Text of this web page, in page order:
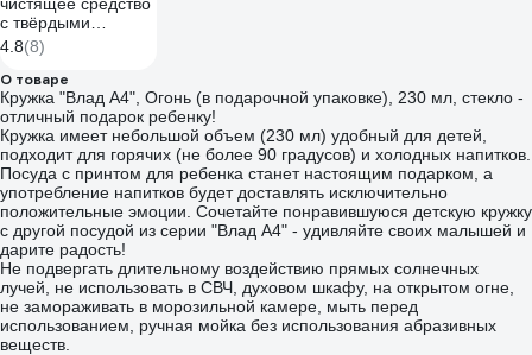
с твёрдыми
включениями
KIEHL Johannes KG
Jet-active 500мл
j554941
4.8(8)
О товаре
Кружка "Влад А4", Огонь (в подарочной упаковке), 230 мл, стекло -
отличный подарок ребенку!
Кружка имеет небольшой объем (230 мл) удобный для детей,
подходит для горячих (не более 90 градусов) и холодных напитков.
Посуда с принтом для ребенка станет настоящим подарком, а
употребление напитков будет доставлять исключительно
положительные эмоции. Сочетайте понравившуюся детскую кружку
с другой посудой из серии "Влад А4" - удивляйте своих малышей и
дарите радость!
Не подвергать длительному воздействию прямых солнечных
лучей, не использовать в СВЧ, духовом шкафу, на открытом огне,
не замораживать в морозильной камере, мыть перед
использованием, ручная мойка без использования абразивных
веществ.